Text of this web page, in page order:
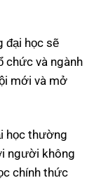
đại học sẽ
chức và ngành
mới và mở
học thường
người không
chính thức